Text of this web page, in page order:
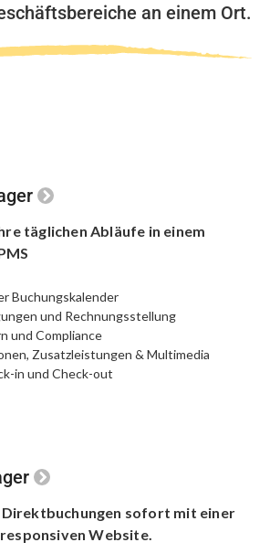
an einem Ort.
täglichen Abläufe in einem
Buchungskalender
und Rechnungsstellung
und Compliance
Zusatzleistungen & Multimedia
in und Check-out
sofort mit einer
responsiven Website.